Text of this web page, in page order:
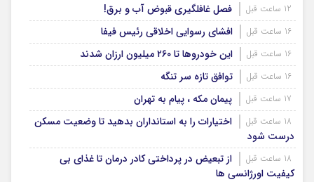
فصل غافلگیری قبوض آب و برق!
افشای رسوایی اخلاقی رئیس فیفا
این خودروها تا ۲۶۰ میلیون ارزان شدند
توافق تازه سر تنگه
پیمان مکه ، پیام به تهران
اختیارات را به استانداران بدهید تا وضعیت مسکن
درست شود
از تبعیض در پرداختی کادر درمان تا غذای بی
کیفیت اورژانسی ها